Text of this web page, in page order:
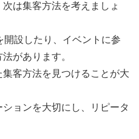
は集客方法を考えましょ
設したり、イベントに参
があります。
客方法を見つけることが大
ョンを大切にし、リピータ